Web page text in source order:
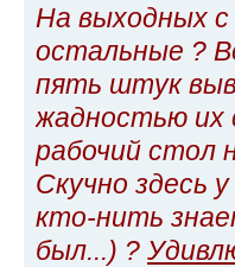
На выходных
остальные ?
пять штук
жадностью их
рабочий стол
Скучно здесь
кто-нить
был...) ?